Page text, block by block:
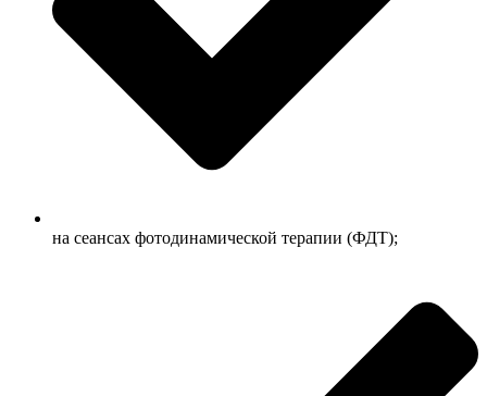
на сеансах фотодинамической терапии (ФДТ);